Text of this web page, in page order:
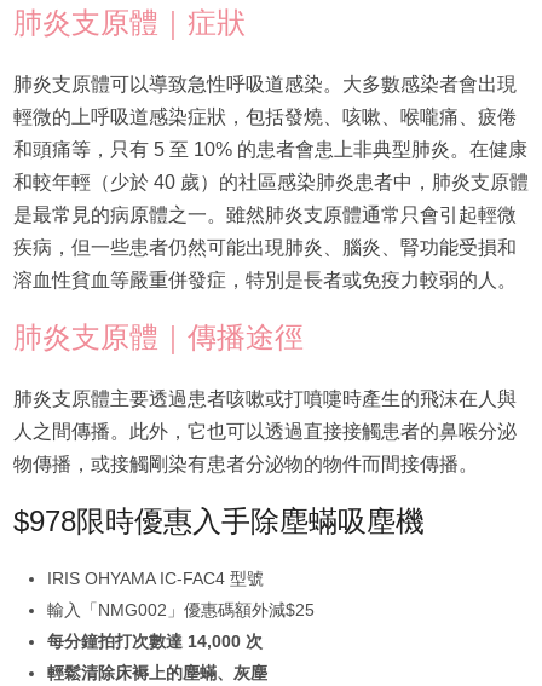
肺炎支原體｜症狀
肺炎支原體可以導致急性呼吸道感染。大多數感染者會出現
輕微的上呼吸道感染症狀，包括發燒、咳嗽、喉嚨痛、疲倦
和頭痛等，只有 5 至 10% 的患者會患上非典型肺炎。在健康
和較年輕（少於 40 歲）的社區感染肺炎患者中，肺炎支原體
是最常見的病原體之一。雖然肺炎支原體通常只會引起輕微
疾病，但一些患者仍然可能出現肺炎、腦炎、腎功能受損和
溶血性貧血等嚴重併發症，特別是長者或免疫力較弱的人。
肺炎支原體｜傳播途徑
肺炎支原體主要透過患者咳嗽或打噴嚏時產生的飛沫在人與
人之間傳播。此外，它也可以透過直接接觸患者的鼻喉分泌
物傳播，或接觸剛染有患者分泌物的物件而間接傳播。
$978限時優惠入手除塵蟎吸塵機
IRIS OHYAMA IC-FAC4 型號
輸入「NMG002」優惠碼額外減$25
每分鐘拍打次數達 14,000 次
輕鬆清除床褥上的塵蟎、灰塵